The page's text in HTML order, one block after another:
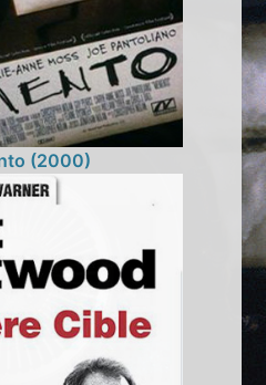
(2000)